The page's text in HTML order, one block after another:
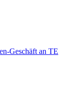
Geschäft an TE